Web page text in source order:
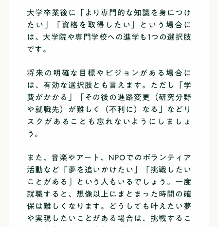
大学卒業後に「より専門的な知識を身につけ
たい」「資格を取得したい」という場合に
は、大学院や専門学校への進学も1つの選択肢
です。
将来の明確な目標やビジョンがある場合に
は、有効な選択肢とも言えます。ただし「学
費がかかる」「その後の進路変更（研究分野
や就職先）が難しく（不利に）なる」などリ
スクがあることも忘れないようにしましょ
う。
また、音楽やアート、NPOでのボランティア
活動など「夢を追いかけたい」「挑戦したい
ことがある」という人もいるでしょう。一度
就職すると、想像以上にまとまった時間の確
保は難しくなります。どうしても叶えたい夢
や実現したいことがある場合は、挑戦するこ